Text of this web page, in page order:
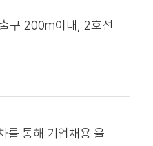
구 200m이내, 2호선
를 통해 기업채용 을